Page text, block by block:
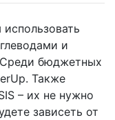
и
Среди бюджетных
Также
– их не нужно
зависеть от